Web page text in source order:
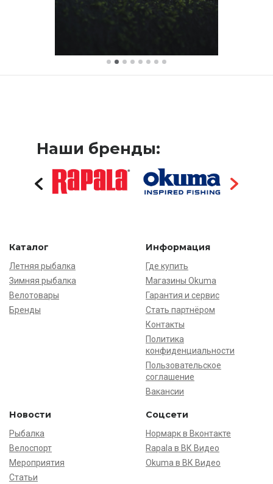
Наши бренды:
Каталог
Летняя рыбалка
Зимняя рыбалка
Велотовары
Бренды
Информация
Где купить
Магазины Okuma
Гарантия и сервис
Стать партнёром
Контакты
Политика
конфиденциальности
Пользовательское
соглашение
Вакансии
Новости
Рыбалка
Велоспорт
Мероприятия
Статьи
Соцсети
Нормарк в Вконтакте
Rapala в ВК Видео
Okuma в ВК Видео